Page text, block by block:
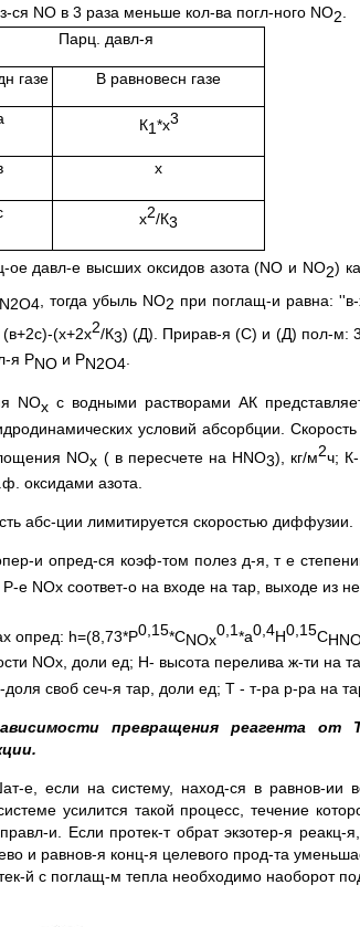
ся NО в 3 раза меньше кол-ва погл-ного NO2
Парц. давл-я
газе В равновесн газе
К1*х3
х
х2/К3
давл-е высших оксидов азота (NО и NO2)
N2O4 , тогда убыль NO2 при поглащ-и равна:
(х+2х2/К3) (Д). Прирав-я (С) и (Д) пол-м:
я РNO и РN2O4
NOхс водными растворами АК
условий абсорбции.
NOх ( в пересчете на HNO3), кг/м2ч;
оксидами азота.
абс-ции лимитируется скоростью диффузии.
и опред-ся коэф-том полез д-я, т е
е NOх соответ-о на входе на тар, выходе из
опред: h=(8,73*Р0,15*СNOх
0,1*a0,4Н0,15С
NOх, доли ед; Н- высота перелива ж-ти на
доля своб сеч-я тар, доли ед; Т - т-ра р-ра на
превращения реагента
е, если на систему, наход-ся в равнов-ии
усилится такой процесс, течение
и. Если протек-т обрат экзотер-я
и равнов-я конц-я целевого прод-та
й с поглащ-м тепла необходимо наоборот